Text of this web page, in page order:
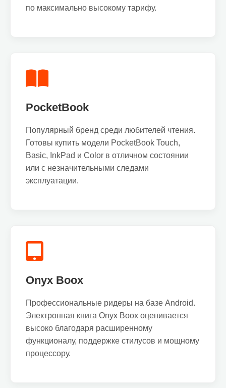
по максимально высокому тарифу.
PocketBook
Популярный бренд среди любителей чтения.
Готовы купить модели PocketBook Touch,
Basic, InkPad и Color в отличном состоянии
или с незначительными следами
эксплуатации.
Onyx Boox
Профессиональные ридеры на базе Android.
Электронная книга Onyx Boox оценивается
высоко благодаря расширенному
функционалу, поддержке стилусов и мощному
процессору.